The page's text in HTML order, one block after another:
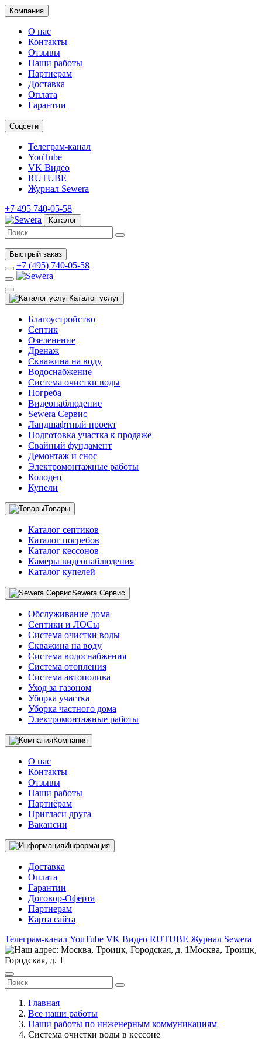
Компания
О нас
Контакты
Отзывы
Наши работы
Партнерам
Доставка
Оплата
Гарантии
Соцсети
Телеграм-канал
YouTube
VK Видео
RUTUBE
Журнал Sewera
+7 495 740-05-58
Каталог
Быстрый заказ
+7 (495) 740-05-58
Каталог услуг
Благоустройство
Септик
Озеленение
Дренаж
Скважина на воду
Водоснабжение
Система очистки воды
Погреба
Видеонаблюдение
Sewera Сервис
Ландшафтный проект
Подготовка участка к продаже
Свайный фундамент
Демонтаж и снос
Электромонтажные работы
Колодец
Купели
Товары
Каталог септиков
Каталог погребов
Каталог кессонов
Камеры видеонаблюдения
Каталог купелей
Sewera Сервис
Обслуживание дома
Септики и ЛОСы
Система очистки воды
Скважина на воду
Система водоснабжения
Система отопления
Система автополива
Уход за газоном
Уборка участка
Уборка частного дома
Электромонтажные работы
Компания
О нас
Контакты
Отзывы
Наши работы
Партнёрам
Пригласи друга
Вакансии
Информация
Доставка
Оплата
Гарантии
Договор-Оферта
Партнерам
Карта сайта
Телеграм-канал YouTube VK Видео RUTUBE Журнал Sewera
Москва, Троицк,
Городская, д. 1
Главная
Все наши работы
Наши работы по инженерным коммуникациям
Система очистки воды в кессоне